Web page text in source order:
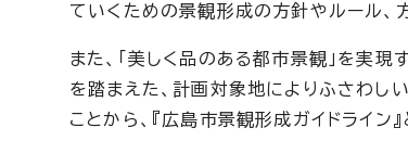
ていくための景観形成の方針やルール、
また、「美しく品のある都市景観」を実
を踏まえた、計画対象地によりふさわし
ことから、『広島市景観形成ガイドライン